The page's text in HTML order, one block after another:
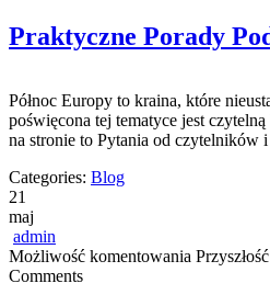
Praktyczne Porady
Północ Europy to kraina, które
poświęcona tej tematyce jest
na stronie to Pytania od
Categories: Blog
21
maj
admin
Możliwość komentowania
Comments